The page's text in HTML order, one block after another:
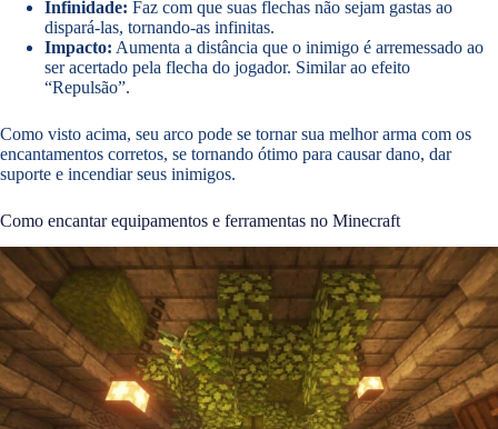
Infinidade: Faz com que suas flechas não sejam gastas ao
dispará-las, tornando-as infinitas.
Impacto: Aumenta a distância que o inimigo é arremessado ao
ser acertado pela flecha do jogador. Similar ao efeito
“Repulsão”.
Como visto acima, seu arco pode se tornar sua melhor arma com os
encantamentos corretos, se tornando ótimo para causar dano, dar
suporte e incendiar seus inimigos.
Como encantar equipamentos e ferramentas no Minecraft